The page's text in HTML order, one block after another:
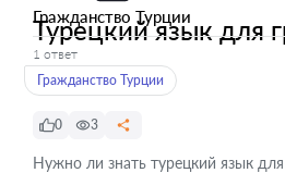
Гражданство Турции
Турецкий язык для
1 ответ
Гражданство Турции
0 3
Нужно ли знать турецкий язык